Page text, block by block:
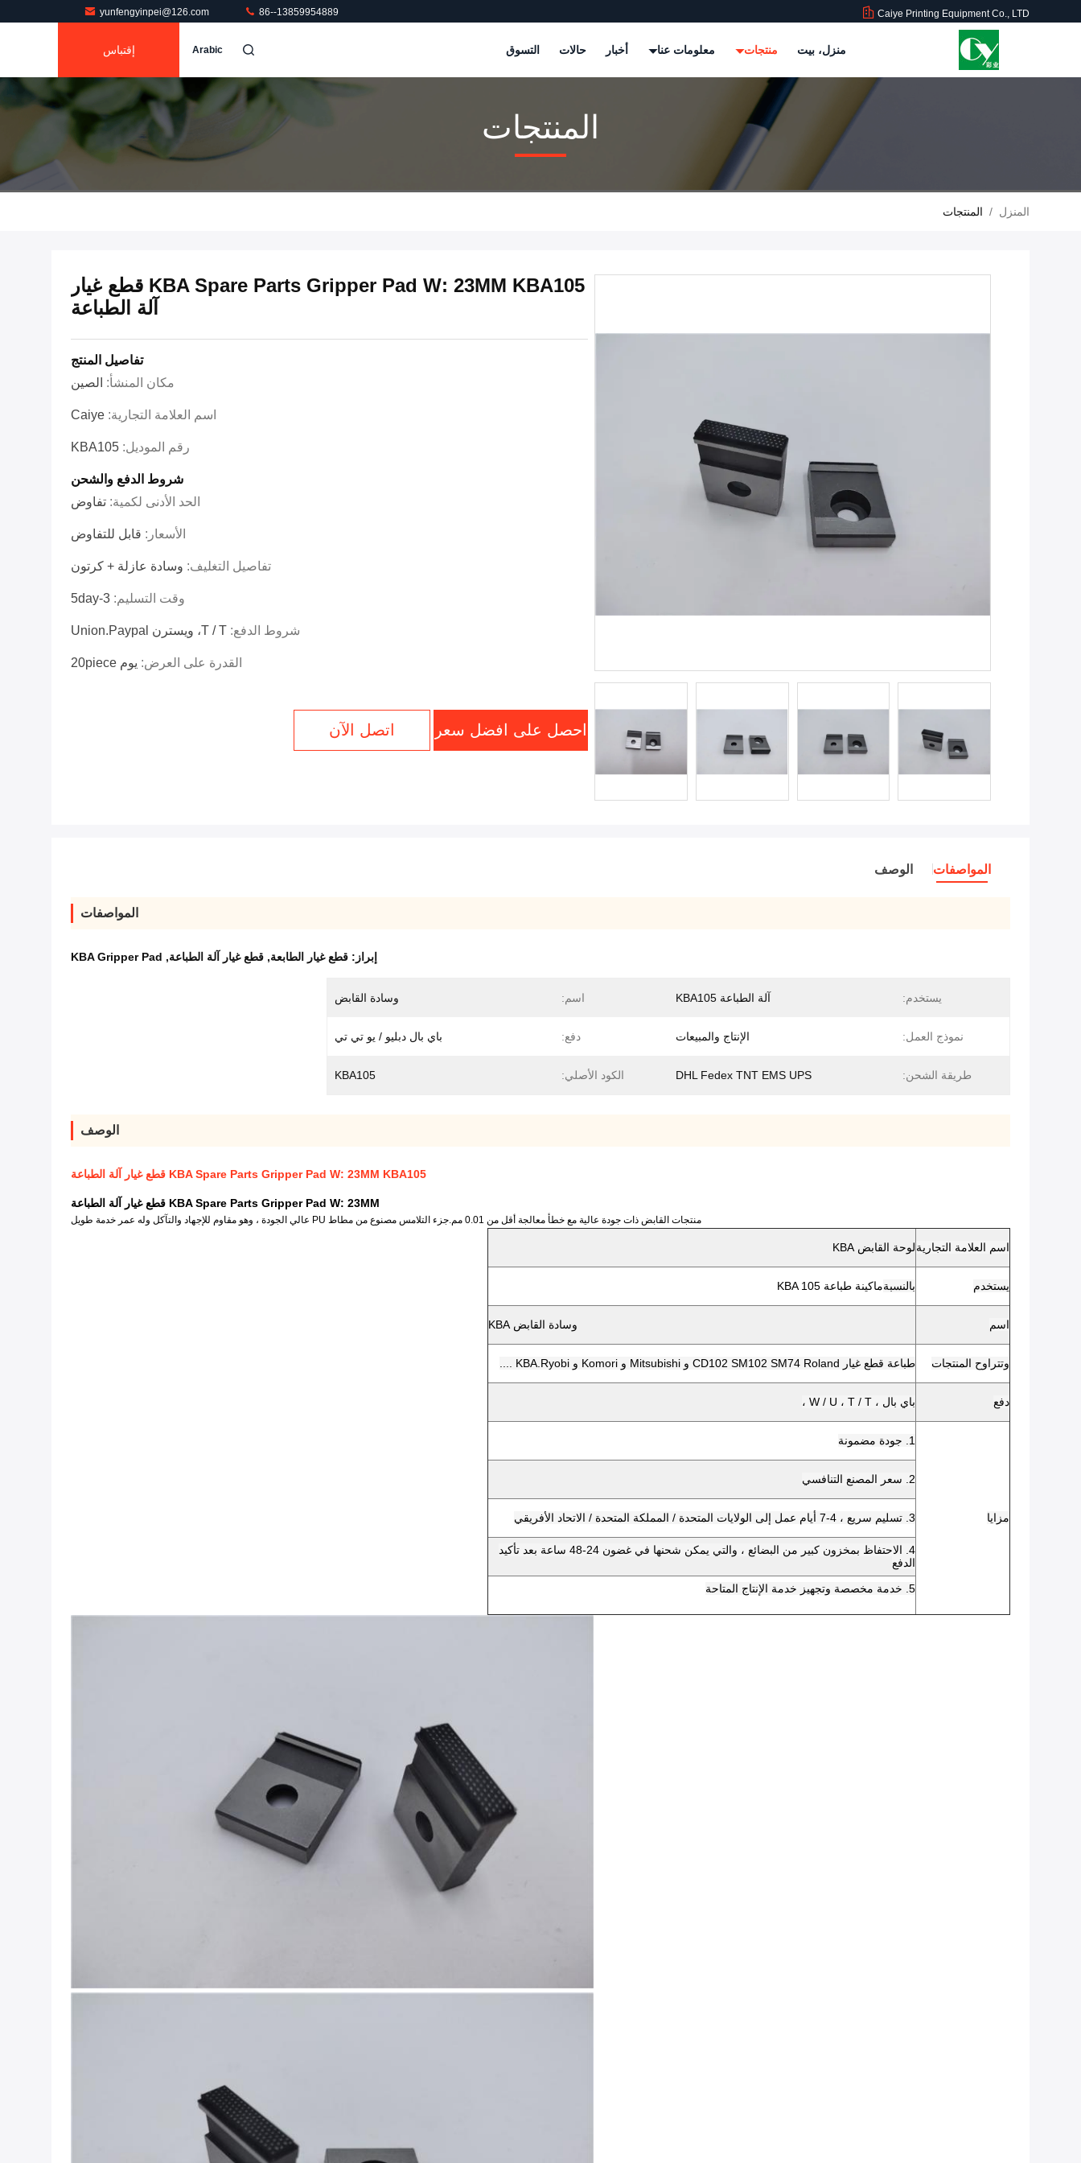
Caiye Printing Equipment Co., LTD
yunfengyinpei@126.com 86--13859954889
منزل، بيت منتجات معلومات عنا أخبار حالات التسوق Arabic إقتباس
المنتجات
المنزل / المنتجات
KBA Spare Parts Gripper Pad W: 23MM KBA105 قطع غيار
آلة الطباعة
تفاصيل المنتج
مكان المنشأ: الصين
اسم العلامة التجارية: Caiye
رقم الموديل: KBA105
شروط الدفع والشحن
الحد الأدنى لكمية: تفاوض
الأسعار: قابل للتفاوض
تفاصيل التغليف: وسادة عازلة + كرتون
وقت التسليم: 3-5day
شروط الدفع: T / T، ويسترن Union.paypal
القدرة على العرض: يوم 20piece
احصل على افضل سعر اتصل الآن
المواصفات الوصف
المواصفات
إبراز: قطع غيار الطابعة, قطع غيار آلة الطباعة,
KBA Gripper Pad
يستخدم: آلة الطباعة KBA105 اسم: وسادة القابض
نموذج العمل: الإنتاج والمبيعات دفع: باي بال دبليو / يو تي تي
طريقة الشحن: DHL Fedex TNT EMS UPS الكود الأصلي: KBA105
الوصف
KBA Spare Parts Gripper Pad W: 23MM KBA105 قطع غيار آلة الطباعة
KBA Spare Parts Gripper Pad W: 23MM قطع غيار آلة الطباعة
منتجات القابض ذات جودة عالية مع خطأ معالجة أقل من 0.01 مم.جزء التلامس مصنوع من مطاط PU عالي الجودة ، وهو مقاوم للإجهاد والتآكل وله عمر خدمة طويل
اسم العلامة التجاريةلوحة القابض KBA
يستخدم بالنسبةماكينة طباعة KBA 105
اسم وسادة القابض KBA
وتتراوح المنتجات طباعة قطع غيار CD102 SM102 SM74 Roland و Mitsubishi و Komori و KBA.Ryobi ....
دفع باي بال ، W / U ، T / T ،
مزايا
1. جودة مضمونة
2. سعر المصنع التنافسي
3. تسليم سريع ، 4-7 أيام عمل إلى الولايات المتحدة / المملكة المتحدة / الاتحاد الأفريقي
4. الاحتفاظ بمخزون كبير من البضائع ، والتي يمكن شحنها في غضون 24-48 ساعة بعد تأكيد
الدفع
5. خدمة مخصصة وتجهيز خدمة الإنتاج المتاحة